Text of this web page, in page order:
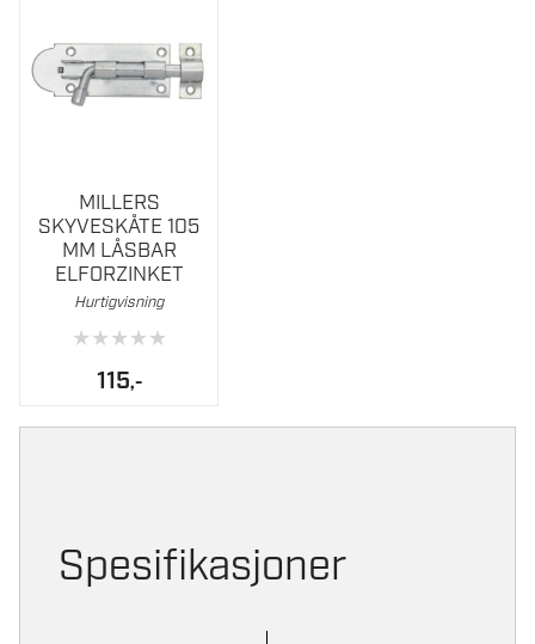
MILLERS
SKYVESKÅTE 105
MM LÅSBAR
ELFORZINKET
Hurtigvisning
★★★★★
115,-
Spesifikasjoner